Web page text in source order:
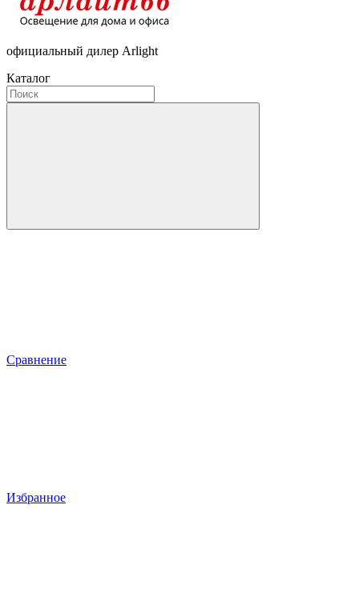
официальный дилер Arlight
Каталог
Сравнение
Избранное